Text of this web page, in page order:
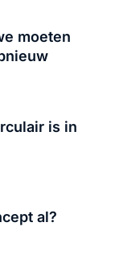
moeten
is in
al?